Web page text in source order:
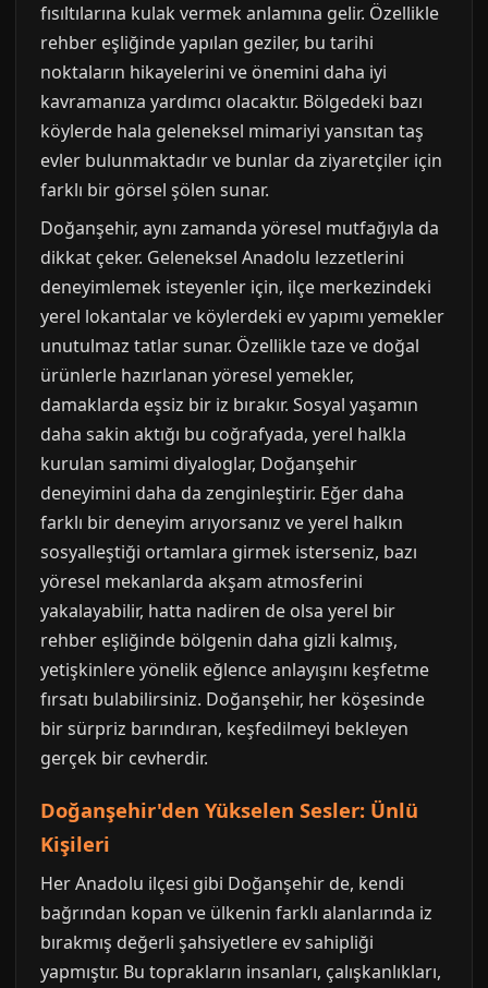
fısıltılarına kulak vermek anlamına gelir. Özellikle
rehber eşliğinde yapılan geziler, bu tarihi
noktaların hikayelerini ve önemini daha iyi
kavramanıza yardımcı olacaktır. Bölgedeki bazı
köylerde hala geleneksel mimariyi yansıtan taş
evler bulunmaktadır ve bunlar da ziyaretçiler için
farklı bir görsel şölen sunar.
Doğanşehir, aynı zamanda yöresel mutfağıyla da
dikkat çeker. Geleneksel Anadolu lezzetlerini
deneyimlemek isteyenler için, ilçe merkezindeki
yerel lokantalar ve köylerdeki ev yapımı yemekler
unutulmaz tatlar sunar. Özellikle taze ve doğal
ürünlerle hazırlanan yöresel yemekler,
damaklarda eşsiz bir iz bırakır. Sosyal yaşamın
daha sakin aktığı bu coğrafyada, yerel halkla
kurulan samimi diyaloglar, Doğanşehir
deneyimini daha da zenginleştirir. Eğer daha
farklı bir deneyim arıyorsanız ve yerel halkın
sosyalleştiği ortamlara girmek isterseniz, bazı
yöresel mekanlarda akşam atmosferini
yakalayabilir, hatta nadiren de olsa yerel bir
rehber eşliğinde bölgenin daha gizli kalmış,
yetişkinlere yönelik eğlence anlayışını keşfetme
fırsatı bulabilirsiniz. Doğanşehir, her köşesinde
bir sürpriz barındıran, keşfedilmeyi bekleyen
gerçek bir cevherdir.
Doğanşehir'den Yükselen Sesler: Ünlü
Kişileri
Her Anadolu ilçesi gibi Doğanşehir de, kendi
bağrından kopan ve ülkenin farklı alanlarında iz
bırakmış değerli şahsiyetlere ev sahipliği
yapmıştır. Bu toprakların insanları, çalışkanlıkları,